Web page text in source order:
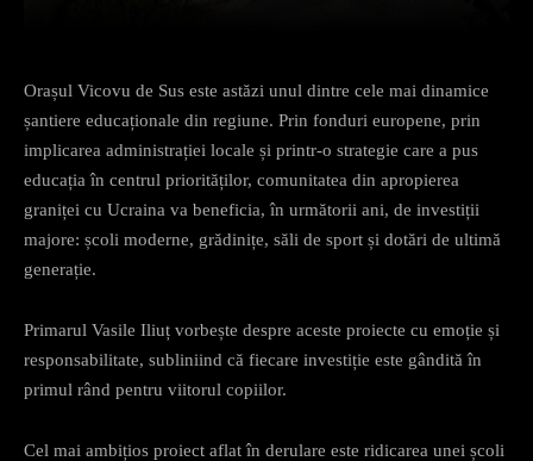
Orașul Vicovu de Sus este astăzi unul dintre cele mai dinamice
șantiere educaționale din regiune. Prin fonduri europene, prin
implicarea administrației locale și printr-o strategie care a pus
educația în centrul priorităților, comunitatea din apropierea
graniței cu Ucraina va beneficia, în următorii ani, de investiții
majore: școli moderne, grădinițe, săli de sport și dotări de ultimă
generație.
Primarul Vasile Iliuț vorbește despre aceste proiecte cu emoție și
responsabilitate, subliniind că fiecare investiție este gândită în
primul rând pentru viitorul copiilor.
Cel mai ambițios proiect aflat în derulare este ridicarea unei școli